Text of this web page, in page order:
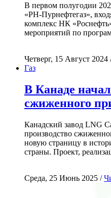
В первом полугодии
«РН-Пурнефтегаз»,
комплекс НК
мероприятий по
Четверг, 15 Август 2024
Газ
В Канаде
сжиженного
Канадский завод LNG
производство
новую страницу в
страны. Проект,
Среда, 25 Июнь 2025 /